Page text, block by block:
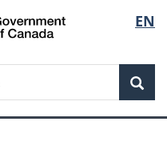
de
la
EN